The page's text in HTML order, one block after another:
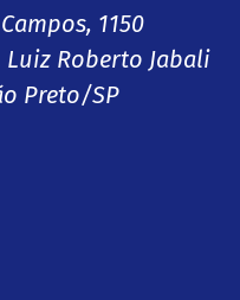
1150
Roberto Jabali
Preto/SP